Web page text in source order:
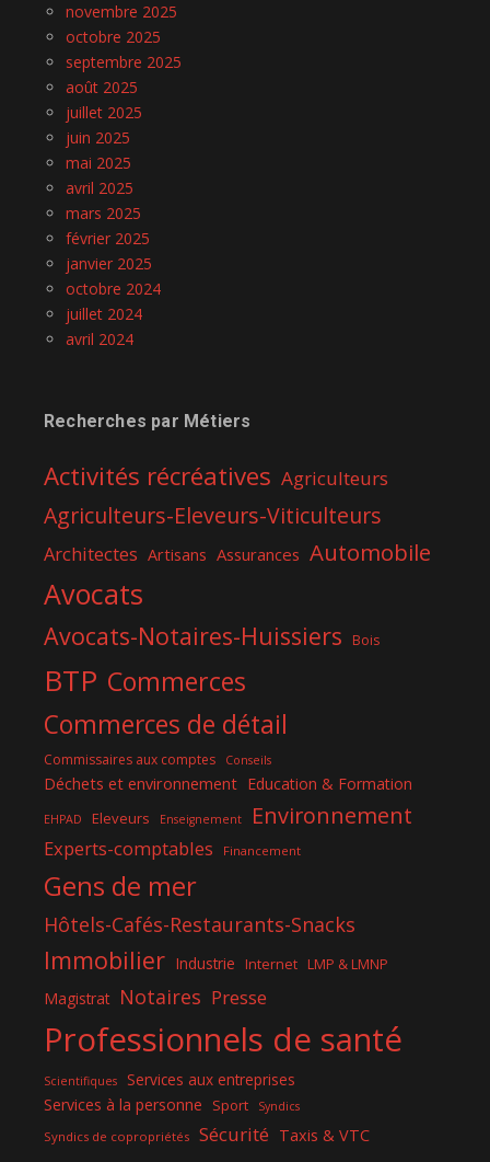
novembre 2025
octobre 2025
septembre 2025
août 2025
juillet 2025
juin 2025
mai 2025
avril 2025
mars 2025
février 2025
janvier 2025
octobre 2024
juillet 2024
avril 2024
Recherches par Métiers
Activités récréatives Agriculteurs
Agriculteurs-Eleveurs-Viticulteurs
Architectes Artisans Assurances Automobile
Avocats
Avocats-Notaires-Huissiers Bois
BTP Commerces
Commerces de détail
Commissaires aux comptes Conseils
Déchets et environnement Education & Formation
EHPAD Eleveurs Enseignement Environnement
Experts-comptables Financement
Gens de mer
Hôtels-Cafés-Restaurants-Snacks
Immobilier Industrie Internet LMP & LMNP
Magistrat Notaires Presse
Professionnels de santé
Scientifiques
Services aux entreprises
Services à la personne
Sport Syndics
Syndics de copropriétés Sécurité Taxis & VTC